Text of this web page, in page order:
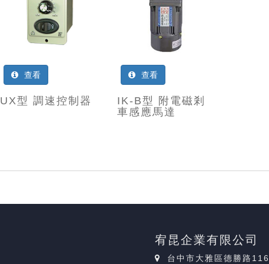
查看
UX型 調速控制器
查看
IK-B型 附電磁剎
車感應馬達
宥昆企業有限公司
台中市大雅區德勝路